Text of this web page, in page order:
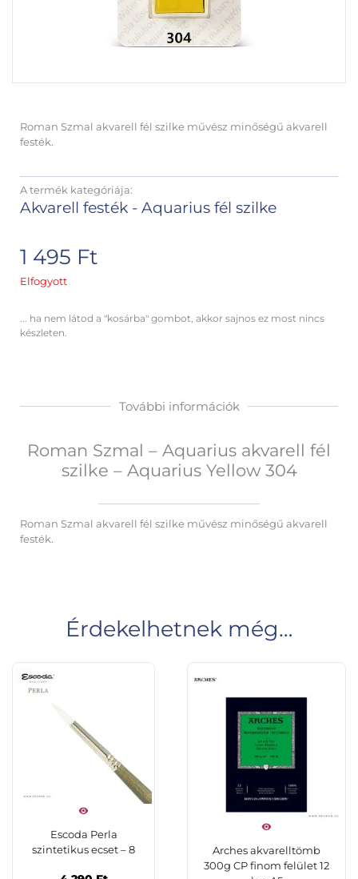
Roman Szmal akvarell fél szilke művész minőségű akvarell
festék.
A termék kategóriája:
Akvarell festék - Aquarius fél szilke
1 495 Ft
Elfogyott
... ha nem látod a "kosárba" gombot, akkor sajnos ez most nincs
készleten.
További információk
Roman Szmal – Aquarius akvarell fél
szilke – Aquarius Yellow 304
Roman Szmal akvarell fél szilke művész minőségű akvarell
festék.
Érdekelhetnek még…
Escoda Perla
szintetikus ecset – 8
Arches akvarelltömb
300g CP finom felület 12